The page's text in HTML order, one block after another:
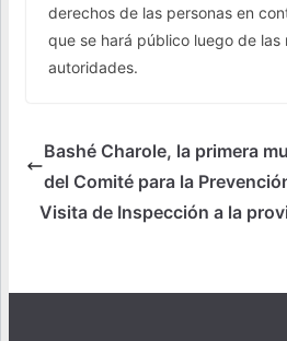
derechos de las personas en
que se hará público luego de las
autoridades.
Bashé Charole, la primera
del Comité para la
Visita de Inspección a la